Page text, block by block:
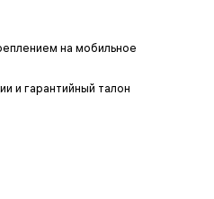
на мобильное
и гарантийный талон